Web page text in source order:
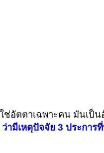
ช่อัตตาเฉพาะคน มันเป็
ามีเหตุปัจจัย 3 ประการ